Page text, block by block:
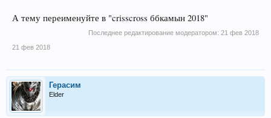
А тему переименуйте в "crisscross ббкамын 2018"
Последнее редактирование модератором: 21 фев 2018
21 фев 2018
Герасим
Elder